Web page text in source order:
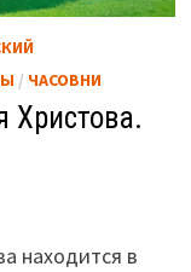
/ ЧАСОВНИ
Христова.
находится в